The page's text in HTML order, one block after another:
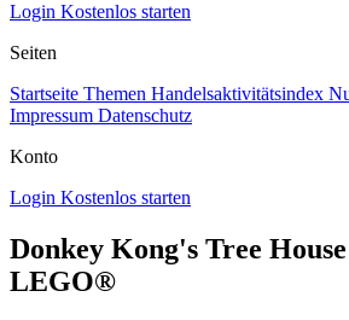
Login Kostenlos starten
Seiten
Startseite Themen Handelsaktivitätsindex
Impressum Datenschutz
Konto
Login Kostenlos starten
Donkey Kong's Tree
LEGO®